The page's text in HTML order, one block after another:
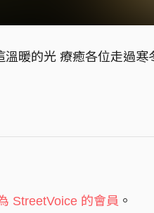
溫暖的光 療癒各位走過寒
StreetVoice 的會員 。